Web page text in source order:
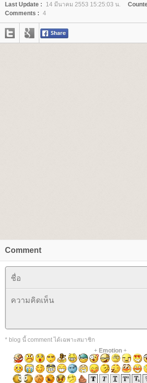
Last Update :
14 มีนาคม 2553 15:25:03 น.
Comments : 4
Comment
* blog นี้ comment ได้เฉพาะสมาชิก
+ Emotion+